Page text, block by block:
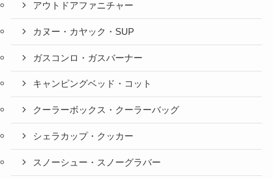
アウトドアファニチャー
カヌー・カヤック・SUP
ガスコンロ・ガスバーナー
キャンピングベッド・コット
クーラーボックス・クーラーバッグ
シェラカップ・クッカー
スノーシュー・スノーグラバー